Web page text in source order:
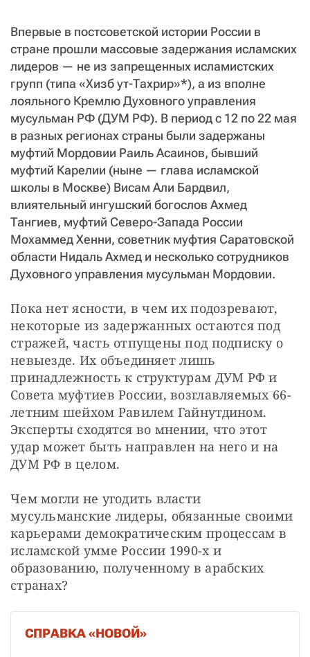
Впервые в постсоветской истории России в
стране прошли массовые задержания исламских
лидеров — не из запрещенных исламистских
групп (типа «Хизб ут-Тахрир»*), а из вполне
лояльного Кремлю Духовного управления
мусульман РФ (ДУМ РФ). В период с 12 по 22 мая
в разных регионах страны были задержаны
муфтий Мордовии Раиль Асаинов, бывший
муфтий Карелии (ныне — глава исламской
школы в Москве) Висам Али Бардвил,
влиятельный ингушский богослов Ахмед
Тангиев, муфтий Северо-Запада России
Мохаммед Хенни, советник муфтия Саратовской
области Нидаль Ахмед и несколько сотрудников
Духовного управления мусульман Мордовии.
Пока нет ясности, в чем их подозревают,
некоторые из задержанных остаются под
стражей, часть отпущены под подписку о
невыезде. Их объединяет лишь
принадлежность к структурам ДУМ РФ и
Совета муфтиев России, возглавляемых 66-
летним шейхом Равилем Гайнутдином.
Эксперты сходятся во мнении, что этот
удар может быть направлен на него и на
ДУМ РФ в целом.
Чем могли не угодить власти
мусульманские лидеры, обязанные своими
карьерами демократическим процессам в
исламской умме России 1990-х и
образованию, полученному в арабских
странах?
СПРАВКА «НОВОЙ»